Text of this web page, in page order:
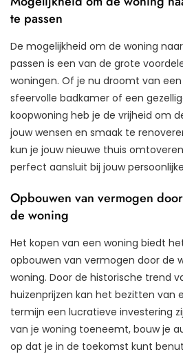
te passen
De mogelijkheid om de woning
passen is een van de grote
woningen. Of je nu droomt van
sfeervolle badkamer of een
koopwoning heb je de vrijheid om
jouw wensen en smaak te
kun je jouw nieuwe thuis
perfect aansluit bij jouw
Opbouwen van vermogen
de woning
Het kopen van een woning biedt
opbouwen van vermogen door de
woning. Door de historische trend
huizenprijzen kan het bezitten van
termijn een lucratieve investering
van je woning toeneemt, bouw je
op dat je in de toekomst kunt